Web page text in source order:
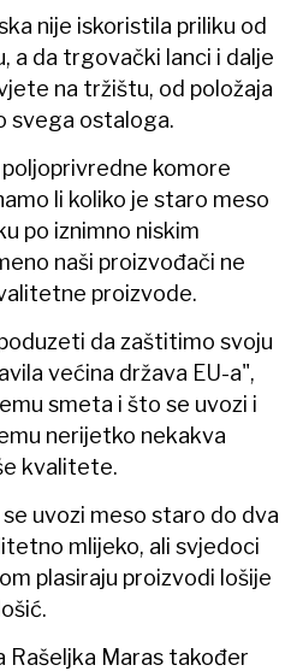
nije iskoristila priliku od
a da trgovački lanci i dalje
na tržištu, od položaja
svega ostaloga.
komore
li koliko je staro meso
po iznimno niskim
naši proizvođači ne
proizvode.
da zaštitimo svoju
većina država EU-a",
smeta i što se uvozi i
nerijetko nekakva
kvalitete.
uvozi meso staro do dva
mlijeko, ali svjedoci
plasiraju proizvodi lošije
Rašeljka Maras također